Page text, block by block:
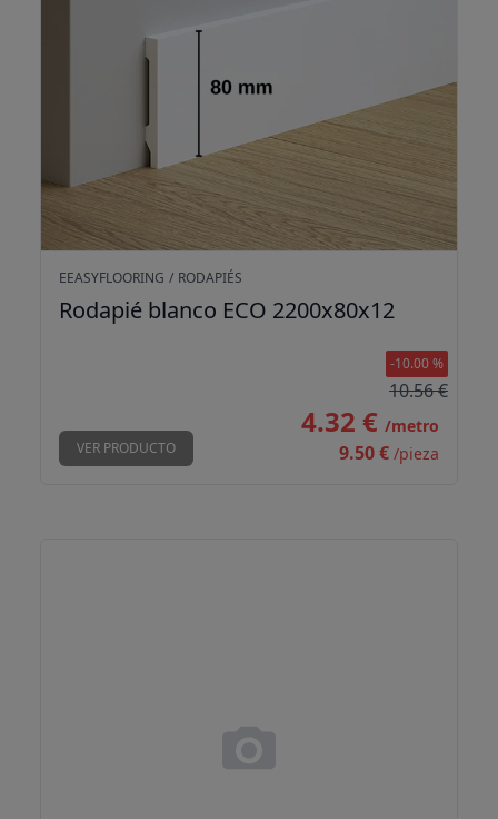
EEASYFLOORING / RODAPIÉS
Rodapié blanco ECO 2200x80x12
VER PRODUCTO
-10.00 %
10.56 €
4.32 € /metro
9.50 € /pieza